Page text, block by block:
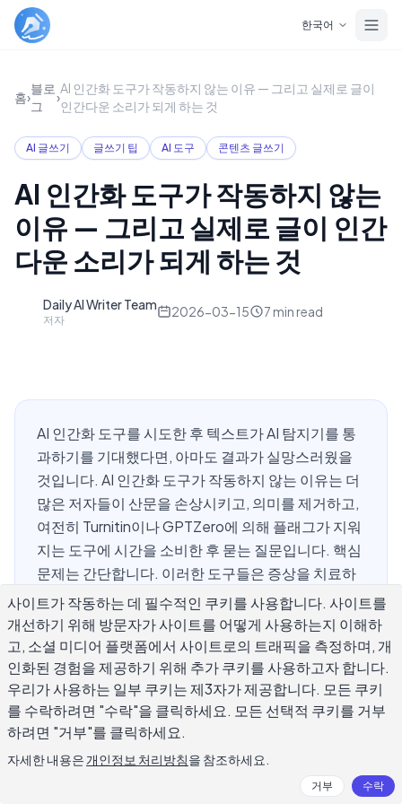
한국어
홈›
블로
그
›
AI 인간화 도구가 작동하지 않는 이유 — 그리고 실제로 글이
인간다운 소리가 되게 하는 것
AI 글쓰기 글쓰기 팁 AI 도구 콘텐츠 글쓰기
AI 인간화 도구가 작동하지 않는
이유 — 그리고 실제로 글이 인간
다운 소리가 되게 하는 것
Daily AI Writer Team
저자
2026-03-15 7 min read
AI 인간화 도구를 시도한 후 텍스트가 AI 탐지기를 통
과하기를 기대했다면, 아마도 결과가 실망스러웠을
것입니다. AI 인간화 도구가 작동하지 않는 이유는 더
많은 저자들이 산문을 손상시키고, 의미를 제거하고,
여전히 Turnitin이나 GPTZero에 의해 플래그가 지워
지는 도구에 시간을 소비한 후 묻는 질문입니다. 핵심
문제는 간단합니다. 이러한 도구들은 증상을 치료하
고 원인을 치료하지 않습니다. 실제 인간의 글은 단순
히 다시 표현된 기계 출력이 아닙니다. 그것은 경험,
관점, 진정한 사고에 의해 형성됩니다. 이 기사는 AI
인간화 도구에서 정확히 무엇이 잘못되었는지와 실
제로 인간다운 소리를 내는 글을 생산하는 것을 자세
히 분석합니다.
AI 인간화 도구는 실제로 무엇을 합니
사이트가 작동하는 데 필수적인 쿠키를 사용합니다. 사이트를
개선하기 위해 방문자가 사이트를 어떻게 사용하는지 이해하
고, 소셜 미디어 플랫폼에서 사이트로의 트래픽을 측정하며, 개
인화된 경험을 제공하기 위해 추가 쿠키를 사용하고자 합니다.
우리가 사용하는 일부 쿠키는 제3자가 제공합니다. 모든 쿠키
를 수락하려면 "수락"을 클릭하세요. 모든 선택적 쿠키를 거부
하려면 "거부"를 클릭하세요.
자세한 내용은 개인정보 처리방침을 참조하세요.
거부 수락